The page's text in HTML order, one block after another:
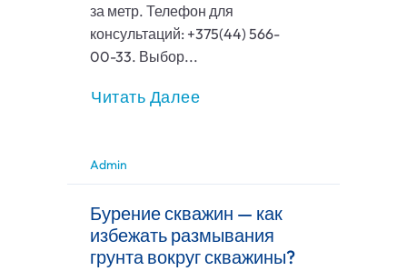
за метр. Телефон для
консультаций: +375(44) 566-
00-33. Выбор...
Читать Далее
Admin
Бурение скважин — как
избежать размывания
грунта вокруг скважины?